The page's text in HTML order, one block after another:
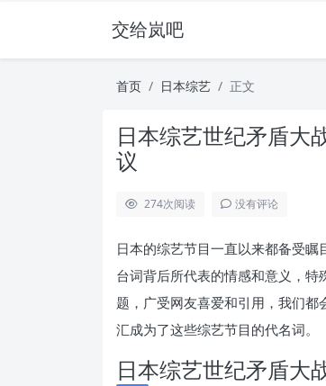
交给岚吧
首页 日本综艺 正文
日本综艺世纪矛盾大
议
274次阅读 没有评论
日本的综艺节目一直以来都备受
台词背后所代表的情感和意义，
题，广受网友喜爱和引用，我们都
汇成为了这些综艺节目的代名词。
日本综艺世纪矛盾大